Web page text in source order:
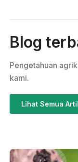
Blog
Pengetahuan
kami.
Lihat Semua